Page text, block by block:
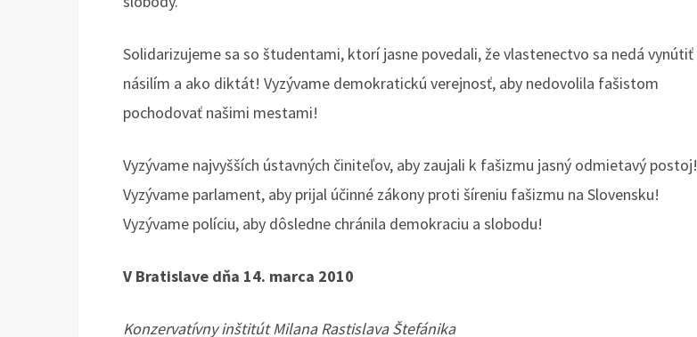
Solidarizujeme sa so študentami, ktorí jasne povedali, že vlastenectvo sa nedá vynútiť
násilím a ako diktát! Vyzývame demokratickú verejnosť, aby nedovolila fašistom
pochodovať našimi mestami!
Vyzývame najvyšších ústavných činiteľov, aby zaujali k fašizmu jasný odmietavý postoj!
Vyzývame parlament, aby prijal účinné zákony proti šíreniu fašizmu na Slovensku!
Vyzývame políciu, aby dôsledne chránila demokraciu a slobodu!
V Bratislave dňa 14. marca 2010
Konzervatívny inštitút Milana Rastislava Štefánika